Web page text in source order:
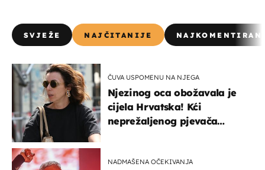
SVJEŽE NAJČITANIJE
ČUVA USPOMENU NA NJEGA
Njezinog oca obožavala je
cijela Hrvatska! Kći
neprežaljenog pjevača
NADMAŠENA OČEKIVANJA